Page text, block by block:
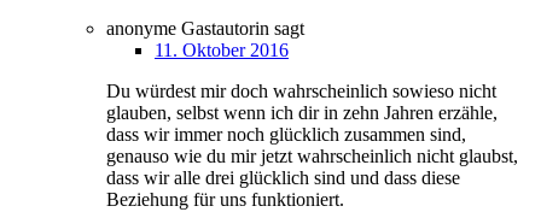
anonyme Gastautorin sagt
11. Oktober 2016
Du würdest mir doch wahrscheinlich sowieso nicht
glauben, selbst wenn ich dir in zehn Jahren erzähle,
dass wir immer noch glücklich zusammen sind,
genauso wie du mir jetzt wahrscheinlich nicht glaubst,
dass wir alle drei glücklich sind und dass diese
Beziehung für uns funktioniert.